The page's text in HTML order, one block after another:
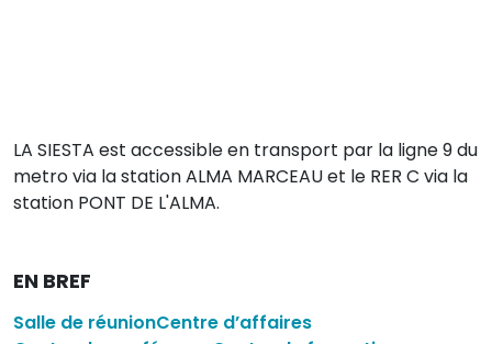
LA SIESTA est accessible en transport par la ligne 9 du
metro via la station ALMA MARCEAU et le RER C via la
station PONT DE L'ALMA.
EN BREF
Salle de réunionCentre d’affaires